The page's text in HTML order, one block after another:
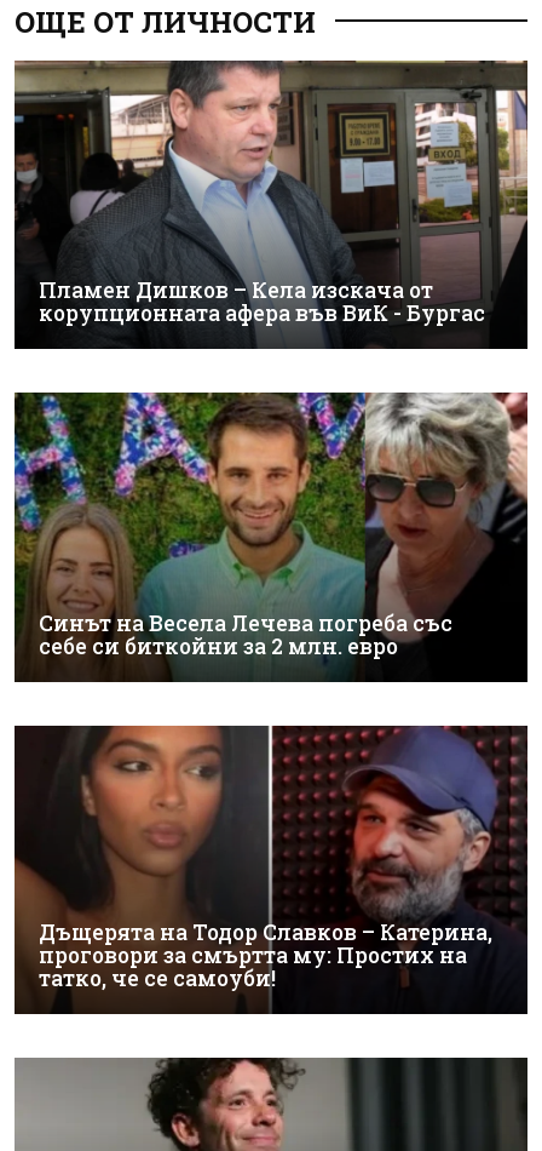
ОЩЕ ОТ ЛИЧНОСТИ
Пламен Дишков – Кела изскача от
корупционната афера във ВиК - Бургас
Синът на Весела Лечева погреба със
себе си биткойни за 2 млн. евро
Дъщерята на Тодор Славков – Катерина,
проговори за смъртта му: Простих на
татко, че се самоуби!